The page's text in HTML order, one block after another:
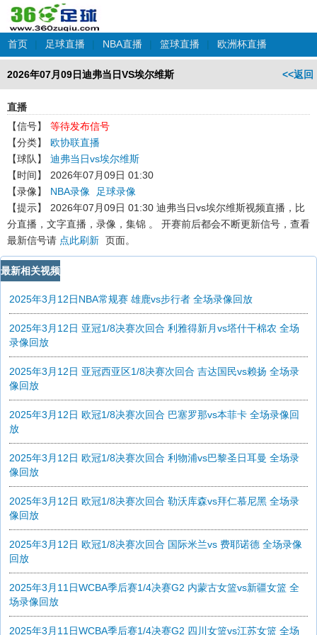
首页 | 足球直播 | NBA直播 | 篮球直播 | 欧洲杯直播
<<返回
2026年07月09日迪弗当日VS埃尔维斯
直播
【信号】
等待发布信号
【分类】
欧协联直播
【球队】
迪弗当日vs埃尔维斯
【时间】
2026年07月09日 01:30
【录像】
NBA录像
足球录像
【提示】
2026年07月09日 01:30 迪弗当日vs埃尔维斯视频直播，比
分直播，文字直播，录像，集锦 。 开赛前后都会不断更新信号，查看
最新信号请 点此刷新 页面。
最新相关视频
2025年3月12日NBA常规赛 雄鹿vs步行者 全场录像回放
2025年3月12日 亚冠1/8决赛次回合 利雅得新月vs塔什干棉农 全场
录像回放
2025年3月12日 亚冠西亚区1/8决赛次回合 吉达国民vs赖扬 全场录
像回放
2025年3月12日 欧冠1/8决赛次回合 巴塞罗那vs本菲卡 全场录像回
放
2025年3月12日 欧冠1/8决赛次回合 利物浦vs巴黎圣日耳曼 全场录
像回放
2025年3月12日 欧冠1/8决赛次回合 勒沃库森vs拜仁慕尼黑 全场录
像回放
2025年3月12日 欧冠1/8决赛次回合 国际米兰vs 费耶诺德 全场录像
回放
2025年3月11日WCBA季后赛1/4决赛G2 内蒙古女篮vs新疆女篮 全
场录像回放
2025年3月11日WCBA季后赛1/4决赛G2 四川女篮vs江苏女篮 全场